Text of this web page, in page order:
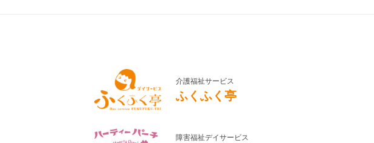
介護福祉サービス
ふくふく亭
障害福祉デイサービス